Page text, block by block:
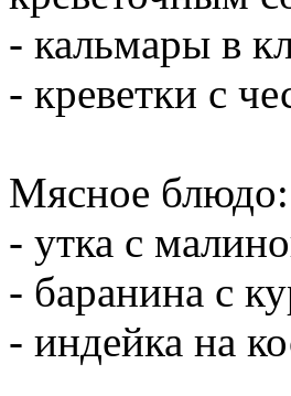
- кальмары в
- креветки с
Мясное блюдо:
- утка с
- баранина с
- индейка на